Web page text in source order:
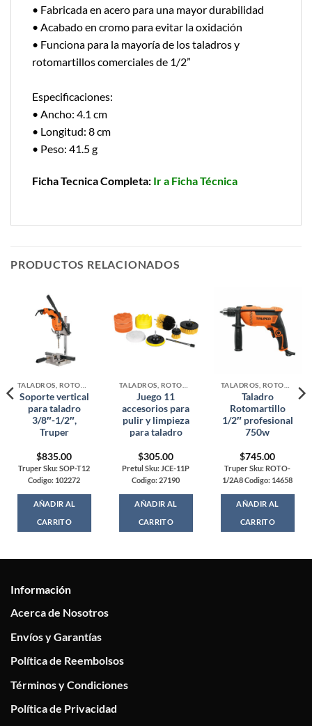
• Fabricada en acero para una mayor durabilidad
• Acabado en cromo para evitar la oxidación
• Funciona para la mayoría de los taladros y
rotomartillos comerciales de 1/2”
Especificaciones:
• Ancho: 4.1 cm
• Longitud: 8 cm
• Peso: 41.5 g
Ficha Tecnica Completa: Ir a Ficha Técnica
PRODUCTOS RELACIONADOS
Soporte vertical
para taladro
3/8″-1/2″,
Truper
$835.00
Truper Sku: SOP-T12
Codigo: 102272
AÑADIR AL
CARRITO
Juego 11
accesorios para
pulir y limpieza
para taladro
$305.00
Pretul Sku: JCE-11P
Codigo: 27190
AÑADIR AL
CARRITO
Taladro
Rotomartillo
1/2″ profesional
750w
$745.00
Truper Sku: ROTO-
1/2A8 Codigo: 14658
AÑADIR AL
CARRITO
Información
Acerca de Nosotros
Envíos y Garantías
Política de Reembolsos
Términos y Condiciones
Política de Privacidad